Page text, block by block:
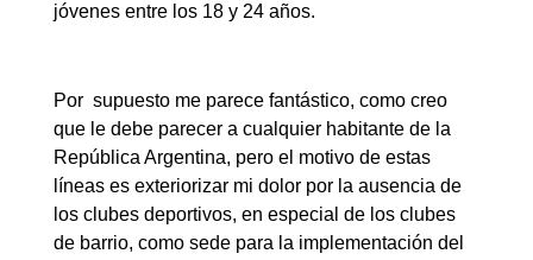
jóvenes entre los 18 y 24 años.
Por supuesto me parece fantástico, como creo
que le debe parecer a cualquier habitante de la
República Argentina, pero el motivo de estas
líneas es exteriorizar mi dolor por la ausencia de
los clubes deportivos, en especial de los clubes
de barrio, como sede para la implementación del